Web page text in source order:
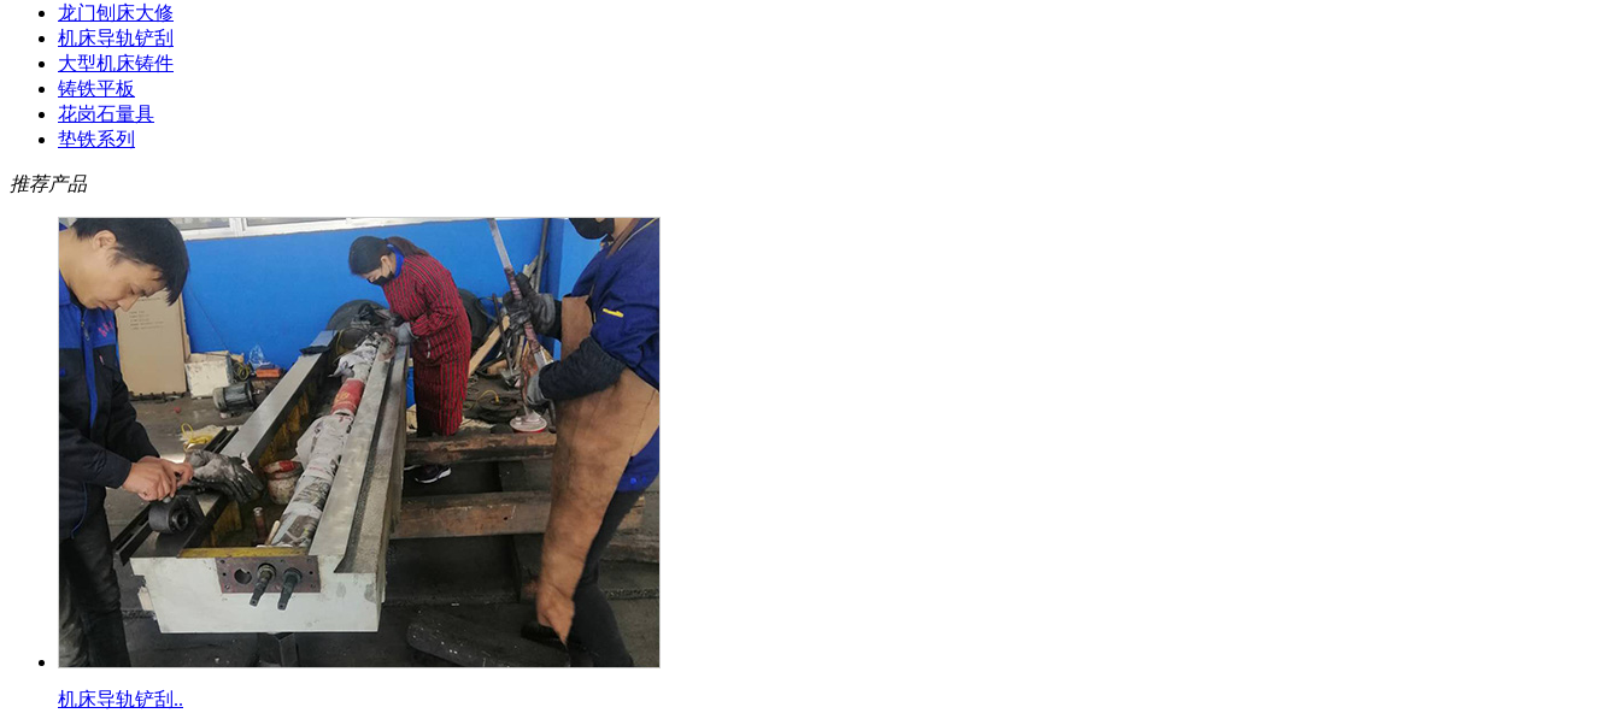
龙门刨床大修
机床导轨铲刮
大型机床铸件
铸铁平板
花岗石量具
垫铁系列
推荐产品
机床导轨铲刮..